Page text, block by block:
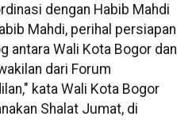
dengan Habib Mahdi
Mahdi, perihal persiapan
antara Wali Kota Bogor dan
dari Forum
kata Wali Kota Bogor
Shalat Jumat, di